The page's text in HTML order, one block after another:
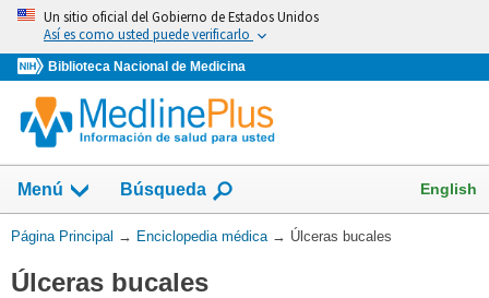
Omita
vaya
al
Contenido
Un sitio oficial del Gobierno de Estados Unidos
Así es como usted puede verificarlo
Biblioteca Nacional de Medicina
Menú Búsqueda English
Usted
aquí:
Página Principal → Enciclopedia médica → Úlceras bucales
Úlceras bucales